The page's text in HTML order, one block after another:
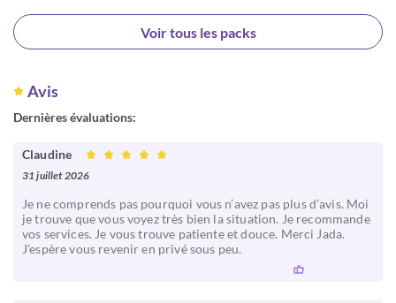
Choisir
Voir tous les packs
Avis
Dernières évaluations:
Claudine
31 juillet 2026
Je ne comprends pas pourquoi vous n’avez pas plus d’avis. Moi
je trouve que vous voyez très bien la situation. Je recommande
vos services. Je vous trouve patiente et douce. Merci Jada.
J’espère vous revenir en privé sous peu.